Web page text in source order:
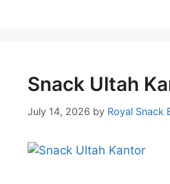
Snack Ultah
July 14, 2026 by Royal Snack